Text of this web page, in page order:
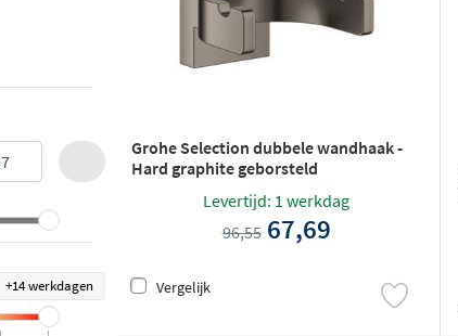
+14 werkdagen
Grohe Selection dubbele wandhaak -
Hard graphite geborsteld
Levertijd: 1 werkdag
96,55 67,69
Vergelijk